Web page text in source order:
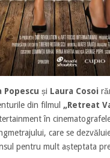
Popescu și Laura Cosoi
din filmul „Retreat
în
care se
pentru mult așteptata